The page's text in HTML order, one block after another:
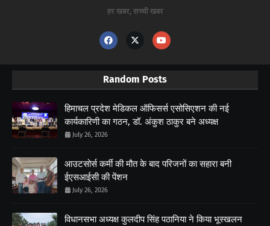
हर खबर, सच्ची खबर
Random Posts
हिमाचल प्रदेश मेडिकल ऑफिसर्स एसोसिएशन की नई
कार्यकारिणी का गठन, डॉ. अंकुश ठाकुर बने अध्यक्ष
July 26, 2026
आउटसोर्स कर्मी की मौत के बाद परिजनों का सहारा बनी
ईएसआईसी की पेंशन
July 26, 2026
विधानसभा अध्यक्ष कुलदीप सिंह पठानिया ने किया भूस्खलन